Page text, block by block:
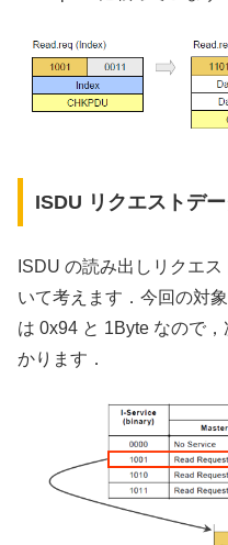
ISDU リクエストデー
ISDU の読み出しリクエ
いて考えます．今回の対
は 0x94 と 1Byte なので
かります．